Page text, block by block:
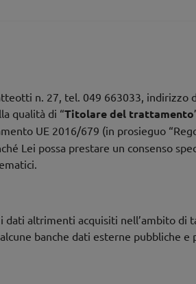
n. 27, tel. 049 663033, indirizzo
qualità di “Titolare del trattamento
UE 2016/679 (in prosieguo
Lei possa prestare un consenso
altrimenti acquisiti nell’ambito di
banche dati esterne pubbliche e